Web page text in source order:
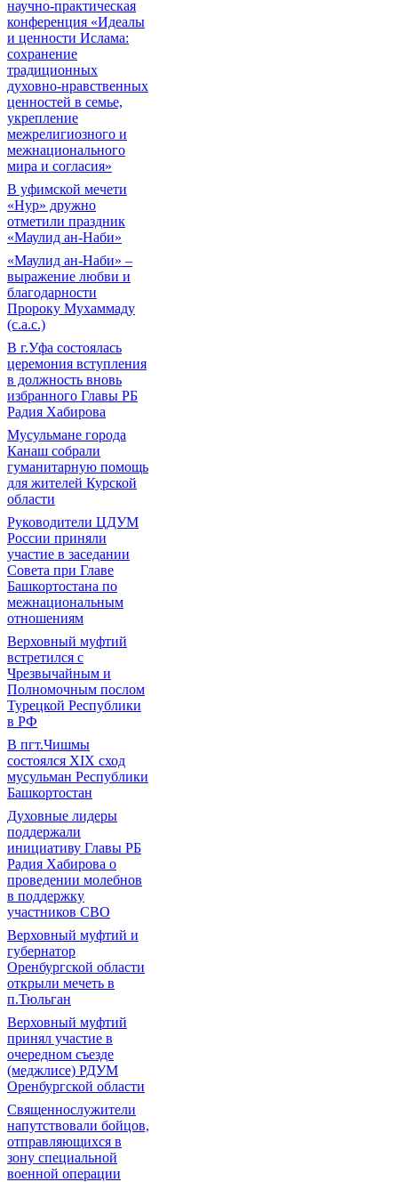
научно-практическая
конференция «Идеалы
и ценности Ислама:
сохранение
традиционных
духовно-нравственных
ценностей в семье,
укрепление
межрелигиозного и
межнационального
мира и согласия»
В уфимской мечети
«Нур» дружно
отметили праздник
«Маулид ан-Наби»
«Маулид ан-Наби» –
выражение любви и
благодарности
Пророку Мухаммаду
(с.а.с.)
В г.Уфа состоялась
церемония вступления
в должность вновь
избранного Главы РБ
Радия Хабирова
Мусульмане города
Канаш собрали
гуманитарную помощь
для жителей Курской
области
Руководители ЦДУМ
России приняли
участие в заседании
Совета при Главе
Башкортостана по
межнациональным
отношениям
Верховный муфтий
встретился с
Чрезвычайным и
Полномочным послом
Турецкой Республики
в РФ
В пгт.Чишмы
состоялся XIX сход
мусульман Республики
Башкортостан
Духовные лидеры
поддержали
инициативу Главы РБ
Радия Хабирова о
проведении молебнов
в поддержку
участников СВО
Верховный муфтий и
губернатор
Оренбургской области
открыли мечеть в
п.Тюльган
Верховный муфтий
принял участие в
очередном съезде
(меджлисе) РДУМ
Оренбургской области
Священнослужители
напутствовали бойцов,
отправляющихся в
зону специальной
военной операции